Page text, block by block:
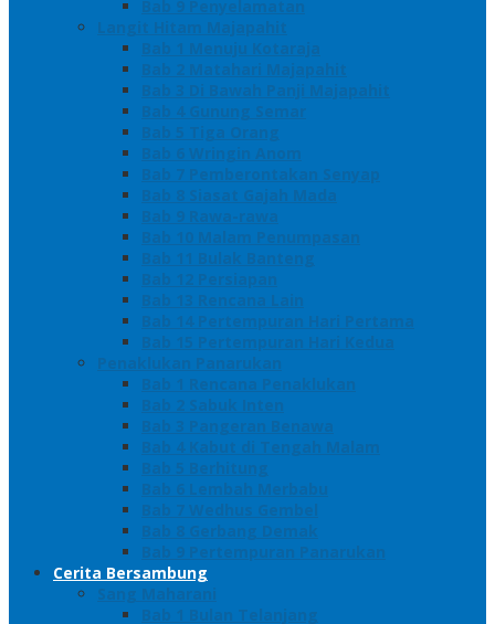
Bab 9 Penyelamatan
Langit Hitam Majapahit
Bab 1 Menuju Kotaraja
Bab 2 Matahari Majapahit
Bab 3 Di Bawah Panji Majapahit
Bab 4 Gunung Semar
Bab 5 Tiga Orang
Bab 6 Wringin Anom
Bab 7 Pemberontakan Senyap
Bab 8 Siasat Gajah Mada
Bab 9 Rawa-rawa
Bab 10 Malam Penumpasan
Bab 11 Bulak Banteng
Bab 12 Persiapan
Bab 13 Rencana Lain
Bab 14 Pertempuran Hari Pertama
Bab 15 Pertempuran Hari Kedua
Penaklukan Panarukan
Bab 1 Rencana Penaklukan
Bab 2 Sabuk Inten
Bab 3 Pangeran Benawa
Bab 4 Kabut di Tengah Malam
Bab 5 Berhitung
Bab 6 Lembah Merbabu
Bab 7 Wedhus Gembel
Bab 8 Gerbang Demak
Bab 9 Pertempuran Panarukan
Cerita Bersambung
Sang Maharani
Bab 1 Bulan Telanjang